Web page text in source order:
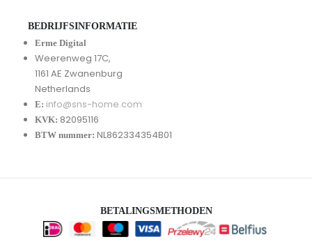
BEDRIJFSINFORMATIE
Erme Digital
Weerenweg 17C,
1161 AE Zwanenburg
Netherlands
E: info@sns-home.com
KVK: 82095116
BTW nummer: NL862334354B01
BETALINGSMETHODEN